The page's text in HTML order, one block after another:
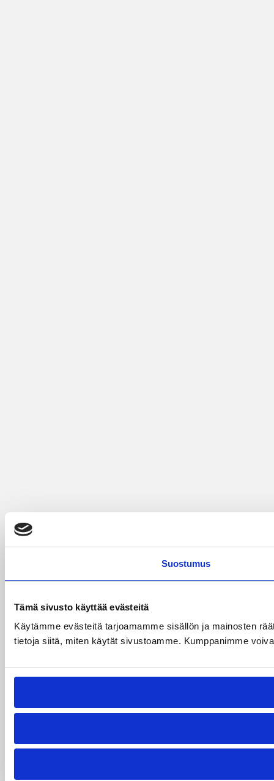
Suostumus
Tämä sivusto käyttää evästeitä
Käytämme evästeitä tarjoamamme sisällön ja mainosten
tietoja siitä, miten käytät sivustoamme. Kumppanimme